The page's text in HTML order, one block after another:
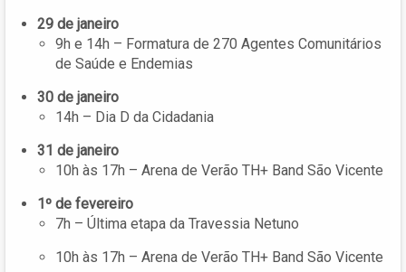
29 de janeiro
9h e 14h – Formatura de 270 Agentes Comunitários
de Saúde e Endemias
30 de janeiro
14h – Dia D da Cidadania
31 de janeiro
10h às 17h – Arena de Verão TH+ Band São Vicente
1º de fevereiro
7h – Última etapa da Travessia Netuno
10h às 17h – Arena de Verão TH+ Band São Vicente